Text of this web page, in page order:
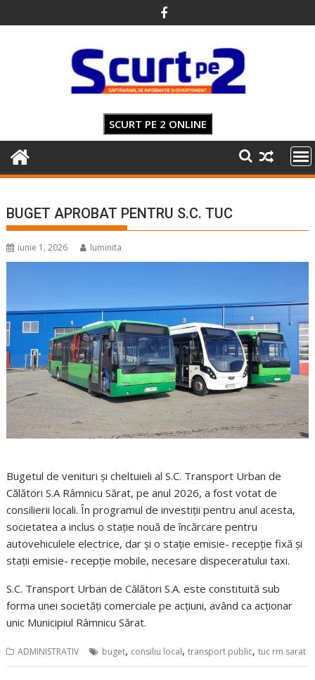
to
SCURT PE 2 ONLINE
BUGET APROBAT PENTRU S.C. TUC
iunie 1, 2026 luminita
Bugetul de venituri și cheltuieli al S.C. Transport Urban de
Călători S.A Râmnicu Sărat, pe anul 2026, a fost votat de
consilierii locali. În programul de investiții pentru anul acesta,
societatea a inclus o stație nouă de încărcare pentru
autovehiculele electrice, dar și o stație emisie- recepție fixă și
stații emisie- recepție mobile, necesare dispeceratului taxi.
S.C. Transport Urban de Călători S.A. este constituită sub
forma unei societăți comerciale pe acțiuni, având ca acționar
unic Municipiul Râmnicu Sărat.
ADMINISTRATIV buget, consiliu local,transport public,tuc rm sarat